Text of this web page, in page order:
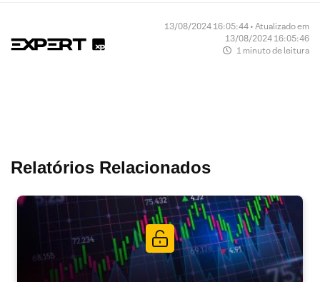
13/08/2024 16:05:44 • Atualizado em
13/08/2024 16:05:46
1 minuto de leitura
Relatórios Relacionados